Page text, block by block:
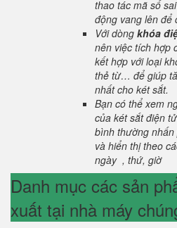
thao tác mã số
động vang lên để
Với dòng khóa
nên việc tích hợp
kết hợp với loại
thẻ từ… để giúp
nhất cho két sắt.
Bạn có thể xem
của két sắt điện
bình thường
và hiển thị theo
ngày , thứ, giờ
Danh mục các sản
xuất tại nhà máy